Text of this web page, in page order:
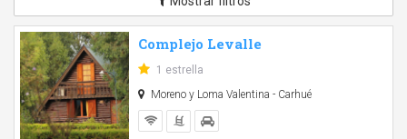
Complejo Levalle
1 estrella
Moreno y Loma Valentina - Carhué